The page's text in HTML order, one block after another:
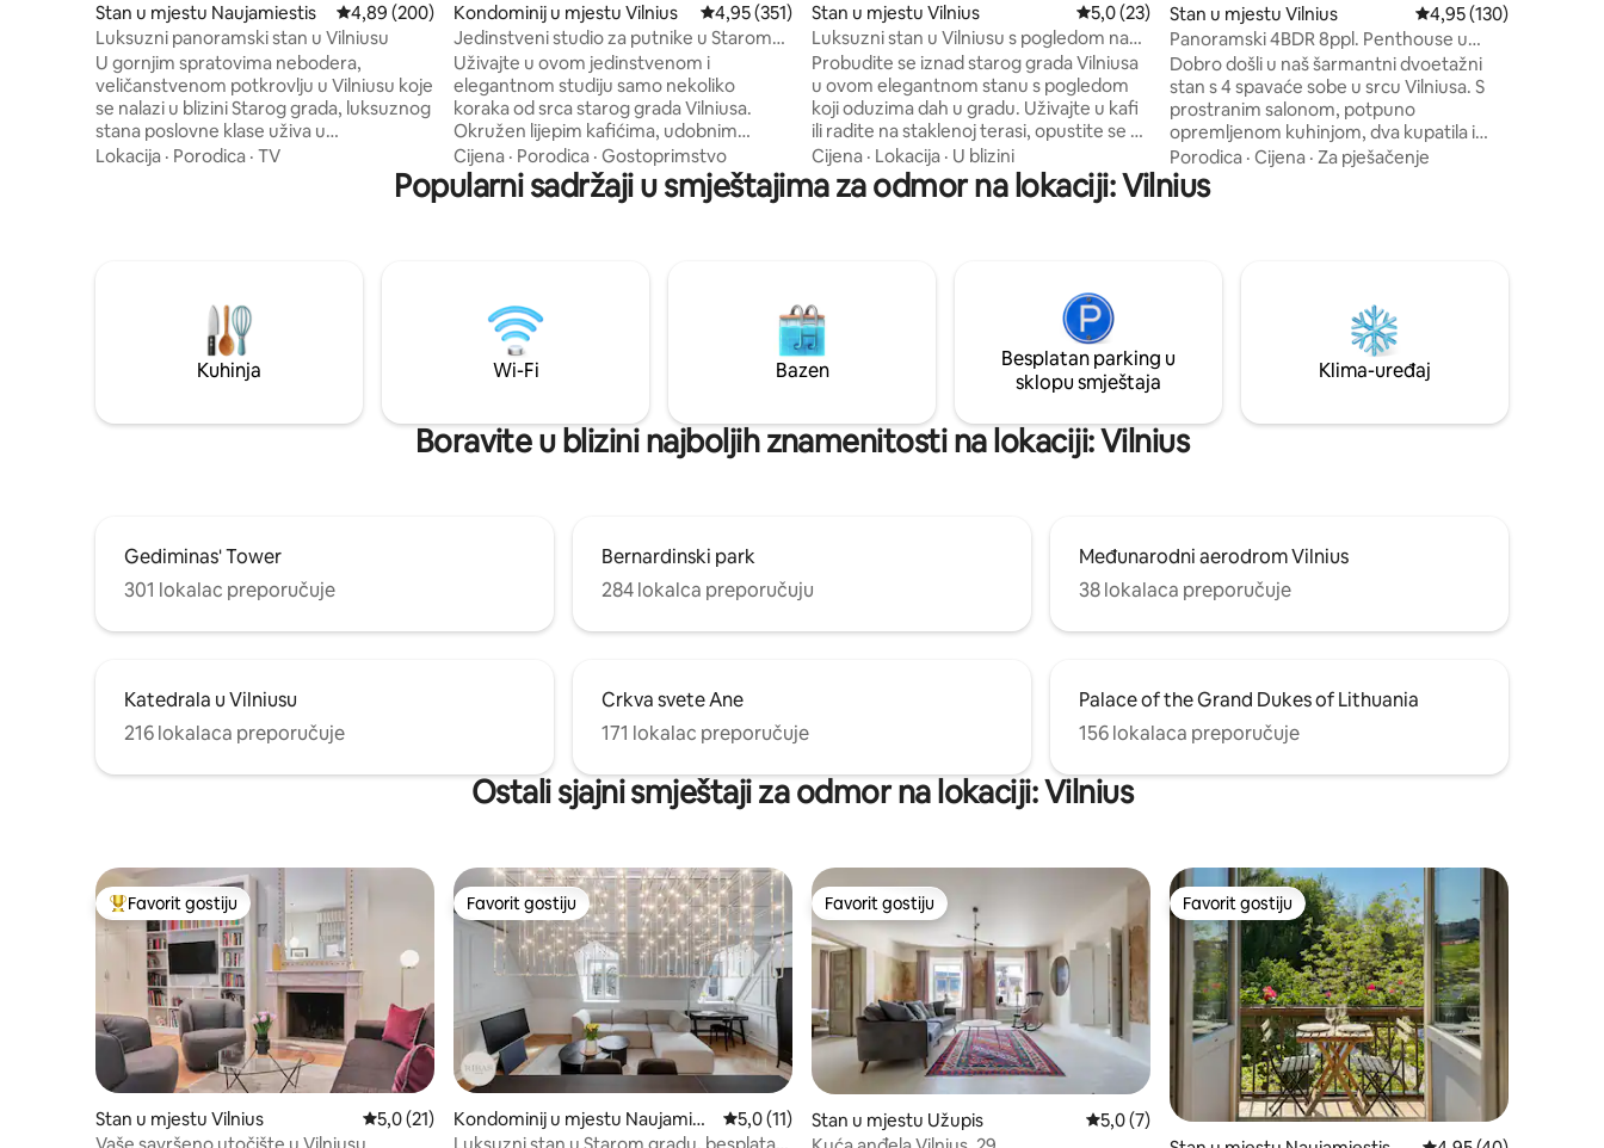
Stan u mjestu Naujamiestis Prosječna ocjena: 4,89 od 5, recenzija: 200
4,89 (200)
Luksuzni panoramski stan u Vilniusu
U gornjim spratovima nebodera,
veličanstvenom potkrovlju u Vilniusu koje
se nalazi u blizini Starog grada, luksuznog
stana poslovne klase uživa u
panoramskom pogledu na historiju
Vilniusa. Stan je udaljen samo 10 minuta
hoda od Starog grada. Tu su zapanjujući
bračnim krevetom. Stan je također
opremljen velikim televizorom i
bibliotekom širokog ekrana.
Lokacija · Porodica · TV
Kondominij u mjestu Vilnius Prosječna ocjena: 4,95 od 5, recenzija: 351
4,95 (351)
Jedinstveni studio za putnike u Starom
gradu
Uživajte u ovom jedinstvenom i
elegantnom studiju samo nekoliko
koraka od srca starog grada Vilniusa.
Okružen lijepim kafićima, udobnim
barovima, unutrašnjim tržnicama i
parkom s odličnim pogledom na Vilnius,
ovaj studio od 38 kvadratnih metara
autobuske stanice udaljene od
aerodroma Vilnius i 10 minuta hoda do
željezničke/autobuske stanice.
Cijena · Porodica · Gostoprimstvo
Stan u mjestu Vilnius Prosječna ocjena: 5,0 od 5, recenzija: 23
5,0 (23)
Luksuzni stan u Vilniusu s pogledom na
horizont, 111
Probudite se iznad starog grada Vilniusa
u ovom elegantnom stanu s pogledom
koji oduzima dah u gradu. Uživajte u kafi
ili radite na staklenoj terasi, opustite se na
balkonu ili se opustite u elegantnoj
spavaćoj sobi. Stan ima potpuno
opremljenu kuhinju, kupatilo s tušem i
Klima uređaj na terasi. Zgrada također
ima lift radi lakšeg snalaženja. Insta:
angel_house_vilnius
Cijena · Lokacija · U blizini
Stan u mjestu Vilnius Prosječna ocjena: 4,95
4,95 (130)
Panoramski 4BDR 8ppl. Penthouse u
Starom gradu
Dobro došli u naš šarmantni dvoetažni
stan s 4 spavaće sobe u srcu Vilniusa. S
prostranim salonom, potpuno
opremljenom kuhinjom, dva kupatila i
udobnim balkonom, to je vaše savršeno
urbano utočište. Budite inspirisani
originalnom umjetnošću i uživajte u
živopisne kafiće, galerije, trgovine i
restorane na samom pragu.
Porodica · Cijena · Za pješačenje
Popularni sadržaji u smještajima za odmor na lokaciji: Vilnius
Kuhinja Wi-Fi Bazen
Besplatan parking u
sklopu smještaja
Klima-uređaj
Boravite u blizini najboljih znamenitosti na lokaciji: Vilnius
Gediminas' Tower
301 lokalac preporučuje
Bernardinski park
284 lokalca preporučuju
Međunarodni aerodrom Vilnius
38 lokalaca preporučuje
Katedrala u Vilniusu
216 lokalaca preporučuje
Crkva svete Ane
171 lokalac preporučuje
Palace of the Grand Dukes of Lithuania
156 lokalaca preporučuje
Ostali sjajni smještaji za odmor na lokaciji: Vilnius
Glavni favorit gostiju
Favorit gostiju
Stan u mjestu Vilnius Prosječna ocjena: 5,0 od 5, recenzija: 21
5,0 (21)
Favorit gostiju
Favorit gostiju
Kondominij u mjestu Naujamies
tis
Prosječna ocjena: 5,0 od 5, recenzija: 11
5,0 (11)
Favorit gostiju
Favorit gostiju
Stan u mjestu Užupis Prosječna ocjena: 5,0 od 5, recenzija: 7
5,0 (7)
Favorit gostiju
Favorit gostiju